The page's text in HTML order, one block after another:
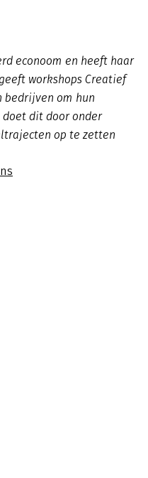
econoom en heeft haar
workshops Creatief
bedrijven om hun
dit door onder
op te zetten